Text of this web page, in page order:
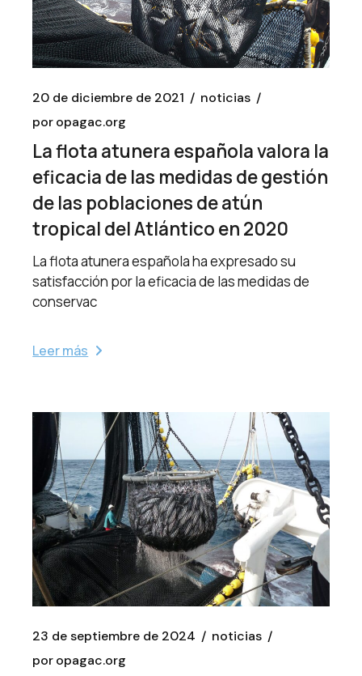
20 de diciembre de 2021
noticias
poropagac.org
La flota atunera española valora la
eficacia de las medidas de gestión
de las poblaciones de atún
tropical del Atlántico en 2020
La flota atunera española ha expresado su
satisfacción por la eficacia de las medidas de
conservac
Leer más
23 de septiembre de 2024
noticias
poropagac.org